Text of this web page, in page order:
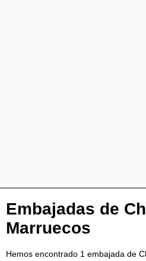
Embajadas de
Marruecos
Hemos encontrado 1 embajada de